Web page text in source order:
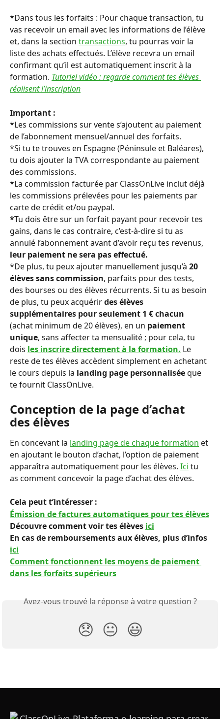
*Dans tous les forfaits : Pour chaque transaction, tu
vas recevoir un email avec les informations de l’élève
et, dans la section transactions, tu pourras voir la
liste des achats effectués. L’élève recevra un email
confirmant qu’il est automatiquement inscrit à la
formation. Tutoriel vidéo : regarde comment tes élèves
réalisent l’inscription
Important :
*Les commissions sur vente s’ajoutent au paiement
de l’abonnement mensuel/annuel des forfaits.
*Si tu te trouves en Espagne (Péninsule et Baléares),
tu dois ajouter la TVA correspondante au paiement
des commissions.
*La commission facturée par ClassOnLive inclut déjà
les commissions prélevées pour les paiements par
carte de crédit et/ou paypal.
*Tu dois être sur un forfait payant pour recevoir tes
gains, dans le cas contraire, c’est-à-dire si tu as
annulé l’abonnement avant d’avoir reçu tes revenus,
leur paiement ne sera pas effectué.
*De plus, tu peux ajouter manuellement jusqu’à 20
élèves sans commission, parfaits pour des tests,
des bourses ou des élèves récurrents. Si tu as besoin
de plus, tu peux acquérir des élèves
supplémentaires pour seulement 1 € chacun
(achat minimum de 20 élèves), en un paiement
unique, sans affecter ta mensualité ; pour cela, tu
dois les inscrire directement à la formation. Le
reste de tes élèves accèdent simplement en achetant
le cours depuis la landing page personnalisée que
te fournit ClassOnLive.
Conception de la page d’achat
des élèves
En concevant la landing page de chaque formation et
en ajoutant le bouton d’achat, l’option de paiement
apparaîtra automatiquement pour les élèves. Ici tu
as comment concevoir la page d’achat des élèves.
Cela peut t’intéresser :
Émission de factures automatiques pour tes élèves
Découvre comment voir tes élèves ici
En cas de remboursements aux élèves, plus d’infos
ici
Comment fonctionnent les moyens de paiement
dans les forfaits supérieurs
Avez-vous trouvé la réponse à votre question ?
😞 😐 😃